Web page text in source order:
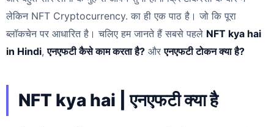
लेकिन NFT Cryptocurrency. का ही एक पाठ है। जो कि पूरा
ब्लॉकचेन पर आधारित है। चलिए हम जानते हैं सबसे पहले NFT kya hai
in Hindi,एनएफटी कैसे काम करता है? औरएनएफटी टोकन क्या है?
NFT kya hai | एनएफटी क्या है